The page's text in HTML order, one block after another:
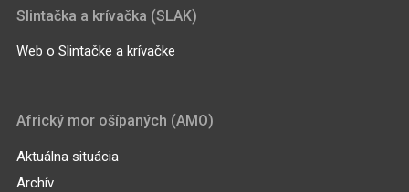
Slintačka a krívačka (SLAK)
Web o Slintačke a krívačke
Africký mor ošípaných (AMO)
Aktuálna situácia
Archív